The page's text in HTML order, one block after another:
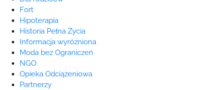
Fort
Hipoterapia
Historia Pełna Życia
Informacja wyróżniona
Moda bez Ograniczeń
NGO
Opieka Odciążeniowa
Partnerzy